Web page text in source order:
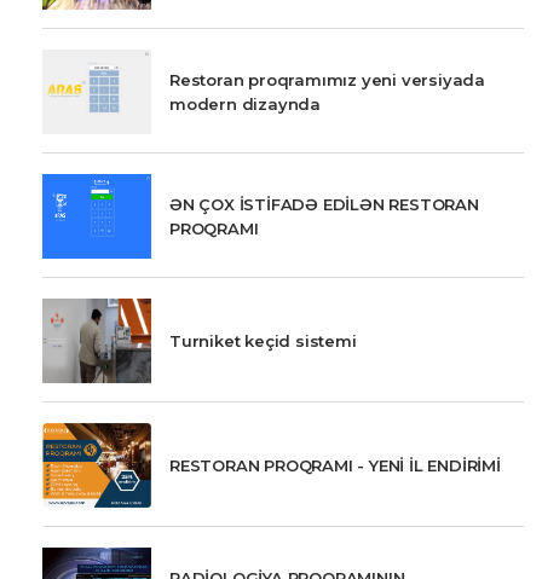
Restoran proqramımız yeni versiyada
modern dizaynda
ƏN ÇOX İSTİFADƏ EDİLƏN RESTORAN
PROQRAMI
Turniket keçid sistemi
RESTORAN PROQRAMI - YENİ İL ENDİRİMİ